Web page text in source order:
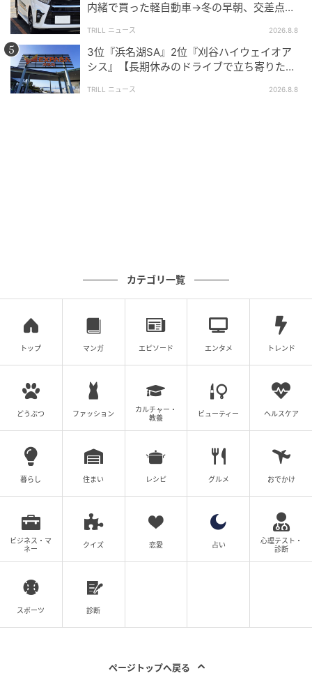
内緒で買った軽自動車→冬の早朝、交差点で
TRILL ニュース 2026.8.8
3位『浜名湖SA』2位『刈谷ハイウェイオア
シス』【長期休みのドライブで立ち寄りたい
実」
TRILL ニュース 2026.8.8
カテゴリ一覧
トップ マンガ エピソード エンタメ トレンド
どうぶつ ファッション
カルチャー・
教養
ビューティー ヘルスケア
暮らし 住まい レシピ グルメ おでかけ
ビジネス・マ
ネー
クイズ 恋愛 占い
心理テスト・
診断
スポーツ 診断
ページトップへ戻る